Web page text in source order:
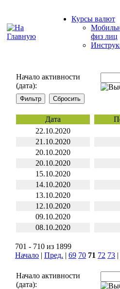
Курсы валют
физ лиц
Начало активности
(дата):
Дата
22.10.2020
21.10.2020
20.10.2020
20.10.2020
15.10.2020
14.10.2020
13.10.2020
12.10.2020
09.10.2020
08.10.2020
701 - 710 из 1899
Начало | Пред. | 69 70 71 72 73 |
Начало активности
(дата):